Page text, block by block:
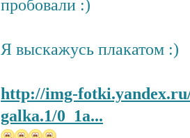
пробовали :)
Я выскажусь плакатом :)
http://img-
galka.1/0_1a...